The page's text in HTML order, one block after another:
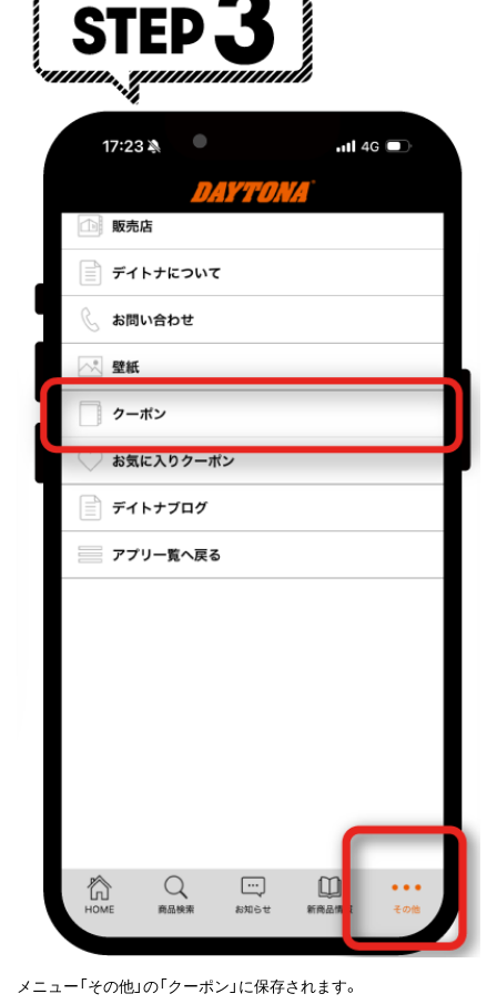
メニュー「その他」の「クーポン」に保存されます。